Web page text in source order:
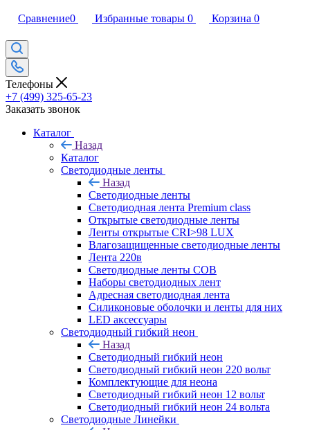
Сравнение0 Избранные товары 0 Корзина 0
Телефоны
+7 (499) 325-65-23
Заказать звонок
Каталог
Назад
Каталог
Светодиодные ленты
Назад
Светодиодные ленты
Светодиодная лента Premium class
Открытые светодиодные ленты
Ленты открытые CRI>98 LUX
Влагозащищенные светодиодные ленты
Лента 220в
Светодиодные ленты COB
Наборы светодиодных лент
Адресная светодиодная лента
Силиконовые оболочки и ленты для них
LED аксессуары
Светодиодный гибкий неон
Назад
Светодиодный гибкий неон
Светодиодный гибкий неон 220 вольт
Комплектующие для неона
Светодиодный гибкий неон 12 вольт
Светодиодный гибкий неон 24 вольта
Светодиодные Линейки